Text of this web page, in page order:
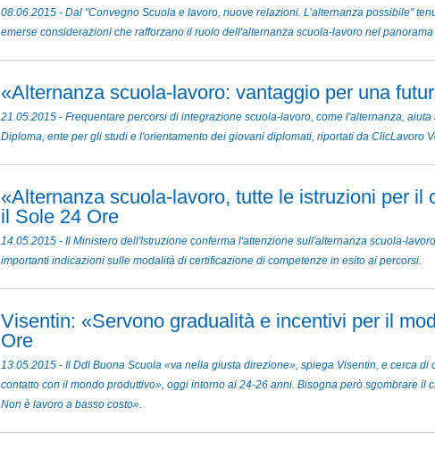
08.06.2015 - Dal "Convegno Scuola e lavoro, nuove relazioni. L’alternanza possibile"
emerse considerazioni che rafforzano il ruolo dell'alternanza scuola-lavoro nel
«Alternanza scuola-lavoro: vantaggio per una
21.05.2015 - Frequentare percorsi di integrazione scuola-lavoro, come l'alternanza,
Diploma, ente per gli studi e l'orientamento dei giovani diplomati, riportati da ClicLavoro
«Alternanza scuola-lavoro, tutte le istruzioni per
il Sole 24 Ore
14.05.2015 - Il Ministero dell'Istruzione conferma l'attenzione sull'alternanza scuola-
importanti indicazioni sulle modalità di certificazione di competenze in esito ai percorsi.
Visentin: «Servono gradualità e incentivi per il
Ore
13.05.2015 - Il Ddl Buona Scuola «va nella giusta direzione», spiega Visentin, e cerca
contatto con il mondo produttivo», oggi intorno ai 24-26 anni. Bisogna però sgombrare il
Non è lavoro a basso costo».